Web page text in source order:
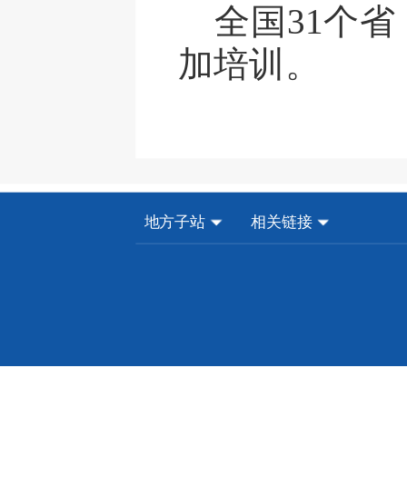
全国 31个
加培训。
地方子站 相关链接